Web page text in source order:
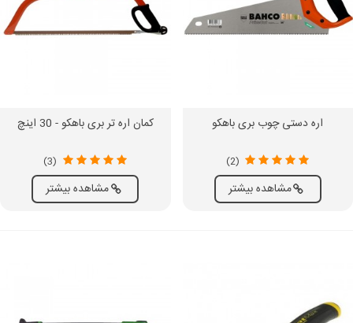
اره دستی چوب بری باهکو
(2)
مشاهده بیشتر
کمان اره تر بری باهکو - 30 اینچ
(3)
مشاهده بیشتر